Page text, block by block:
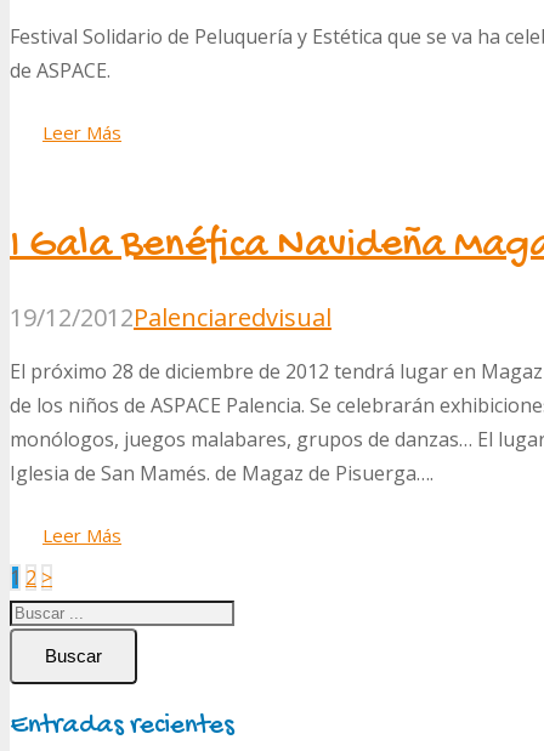
Festival Solidario de Peluquería y Estética que se va ha
de ASPACE.
Leer Más
I Gala Benéfica Navideña
19/12/2012Palenciaredvisual
El próximo 28 de diciembre de 2012 tendrá lugar en
de los niños de ASPACE Palencia. Se celebrarán
monólogos, juegos malabares, grupos de danzas… El
Iglesia de San Mamés. de Magaz de Pisuerga….
Leer Más
Paginación
de
entradas
1 2 >
Buscar
Entradas recientes